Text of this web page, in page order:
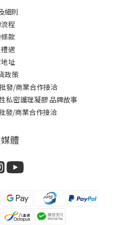
細則
程
款
遇
址
政策
發/商業合作接洽
私密護理凝膠 品牌故事
發/商業合作接洽
體